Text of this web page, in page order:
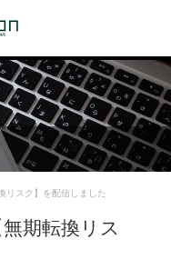
リスク】を配信しました
期転換リス